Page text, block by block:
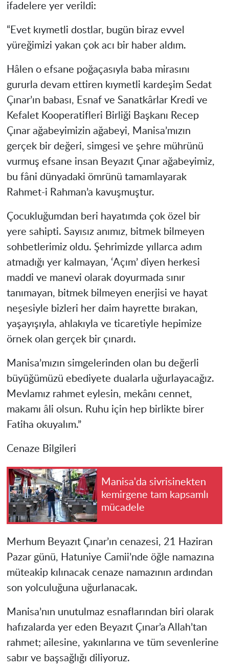
ifadelere yer verildi:
“Evet kıymetli dostlar, bugün biraz evvel
yüreğimizi yakan çok acı bir haber aldım.
Hâlen o efsane poğaçasıyla baba mirasını
gururla devam ettiren kıymetli kardeşim Sedat
Çınar’ın babası, Esnaf ve Sanatkârlar Kredi ve
Kefalet Kooperatifleri Birliği Başkanı Recep
Çınar ağabeyimizin ağabeyi, Manisa’mızın
gerçek bir değeri, simgesi ve şehre mührünü
vurmuş efsane insan Beyazıt Çınar ağabeyimiz,
bu fâni dünyadaki ömrünü tamamlayarak
Rahmet-i Rahman’a kavuşmuştur.
Çocukluğumdan beri hayatımda çok özel bir
yere sahipti. Sayısız anımız, bitmek bilmeyen
sohbetlerimiz oldu. Şehrimizde yıllarca adım
atmadığı yer kalmayan, ‘Açım’ diyen herkesi
maddi ve manevi olarak doyurmada sınır
tanımayan, bitmek bilmeyen enerjisi ve hayat
neşesiyle bizleri her daim hayrette bırakan,
yaşayışıyla, ahlakıyla ve ticaretiyle hepimize
örnek olan gerçek bir çınardı.
Manisa’mızın simgelerinden olan bu değerli
büyüğümüzü ebediyete dualarla uğurlayacağız.
Mevlamız rahmet eylesin, mekânı cennet,
makamı âli olsun. Ruhu için hep birlikte birer
Fatiha okuyalım.”
Cenaze Bilgileri
Manisa'da sivrisinekten
kemirgene tam kapsamlı
mücadele
Merhum Beyazıt Çınar’ın cenazesi, 21 Haziran
Pazar günü, Hatuniye Camii’nde öğle namazına
müteakip kılınacak cenaze namazının ardından
son yolculuğuna uğurlanacak.
Manisa’nın unutulmaz esnaflarından biri olarak
hafızalarda yer eden Beyazıt Çınar’a Allah’tan
rahmet; ailesine, yakınlarına ve tüm sevenlerine
sabır ve başsağlığı diliyoruz.